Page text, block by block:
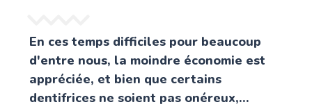
En ces temps difficiles pour beaucoup
d'entre nous, la moindre économie est
appréciée, et bien que certains
dentifrices ne soient pas onéreux,...